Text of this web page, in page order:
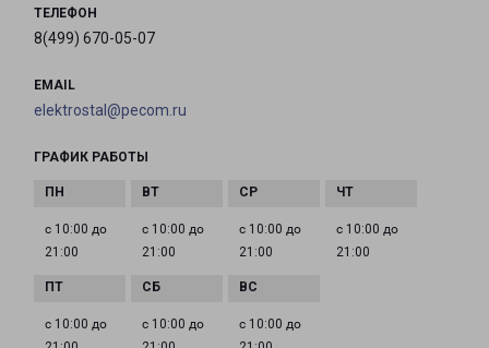
ТЕЛЕФОН
8(499) 670-05-07
EMAIL
elektrostal@pecom.ru
ГРАФИК РАБОТЫ
с 10:00 до
21:00
с 10:00 до
21:00
с 10:00 до
21:00
с 10:00 до
21:00
с 10:00 до
с 10:00 до
с 10:00 до